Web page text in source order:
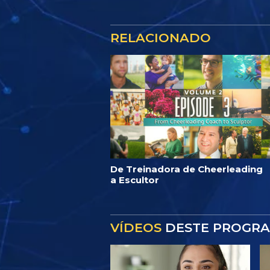
RELACIONADO
De Treinadora de Cheerleading
a Escultor
VÍDEOS DESTE